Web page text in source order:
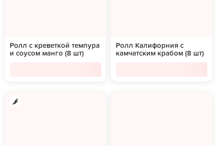
Ролл с креветкой темпура
и соусом манго (8 шт)
Ролл Калифорния с
камчатским крабом (8 шт)